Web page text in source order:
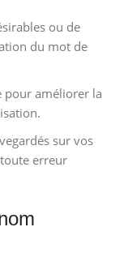
ou de
du mot de
pour améliorer la
sur vos
erreur